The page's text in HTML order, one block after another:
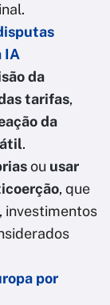
IA
da
tarifas,
da
.
ou usar
, que
investimentos
por